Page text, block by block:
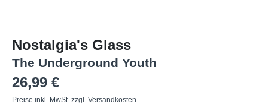
Nostalgia's Glass
The Underground Youth
Regulärer Preis:
26,99 €
Preise inkl. MwSt. zzgl. Versandkosten